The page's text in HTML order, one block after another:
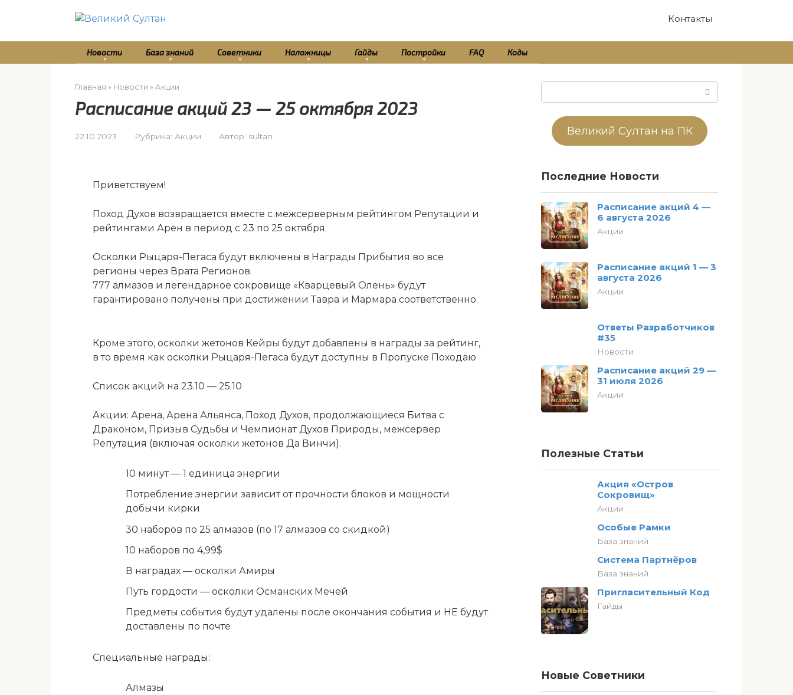
Контакты
Новости База знаний Советники Наложницы Гайды Постройки FAQ Коды
Главная » Новости » Акции
Расписание акций 23 — 25 октября 2023
22.10.2023 Рубрика: Акции Автор: sultan
Приветствуем!
Поход Духов возвращается вместе с межсерверным рейтингом Репутации и
рейтингами Арен в период с 23 по 25 октября.
Осколки Рыцаря-Пегаса будут включены в Награды Прибытия во все
регионы через Врата Регионов.
777 алмазов и легендарное сокровище «Кварцевый Олень» будут
гарантировано получены при достижении Тавра и Мармара соответственно.
Кроме этого, осколки жетонов Кейры будут добавлены в награды за рейтинг,
в то время как осколки Рыцаря-Пегаса будут доступны в Пропуске Походаю
Список акций на 23.10 — 25.10
Акции: Арена, Арена Альянса, Поход Духов, продолжающиеся Битва с
Драконом, Призыв Судьбы и Чемпионат Духов Природы, межсервер
Репутация (включая осколки жетонов Да Винчи).
10 минут — 1 единица энергии
Потребление энергии зависит от прочности блоков и мощности
добычи кирки
30 наборов по 25 алмазов (по 17 алмазов со скидкой)
10 наборов по 4,99$
В наградах — осколки Амиры
Путь гордости — осколки Османских Мечей
Предметы события будут удалены после окончания события и НЕ будут
доставлены по почте
Специальные награды:
Алмазы
Великий Султан на ПК
Последние Новости
Расписание акций 4 —
6 августа 2026
Акции
Расписание акций 1 — 3
августа 2026
Акции
Ответы Разработчиков
#35
Новости
Расписание акций 29 —
31 июля 2026
Акции
Полезные Статьи
Акция «Остров
Сокровищ»
Акции
Особые Рамки
База знаний
Система Партнёров
База знаний
Пригласительный Код
Гайды
Новые Советники